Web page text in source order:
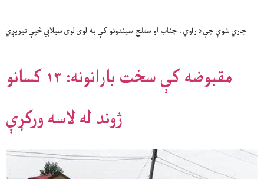
جاري شوې چې د راوي ، چناب او ستلج سیندونو کې به لوی لوی سیلابي څپې تیریږي
مقبوضه کې سخت بارانونه: ۱۳ کسانو
ژوند له لاسه ورکړې